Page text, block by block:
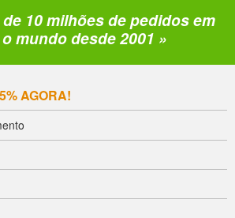
10 milhões de pedidos em
mundo desde 2001 »
AGORA!